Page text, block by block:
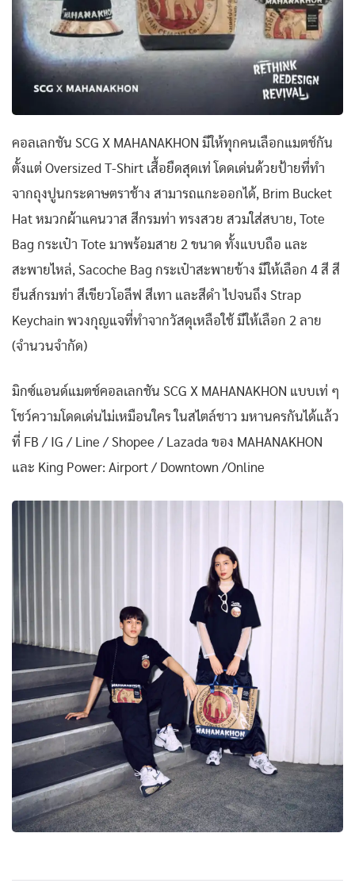
คอลเลกชัน SCG X MAHANAKHON มีให้ทุกคนเลือกแมตช์กัน
ตั้งแต่ Oversized T-Shirt เสื้อยืดสุดเท่ โดดเด่นด้วยป้ายที่ทำ
จากถุงปูนกระดาษตราช้าง สามารถแกะออกได้, Brim Bucket
Hat หมวกผ้าแคนวาส สีกรมท่า ทรงสวย สวมใส่สบาย, Tote
Bag กระเป๋า Tote มาพร้อมสาย 2 ขนาด ทั้งแบบถือ และ
สะพายไหล่, Sacoche Bag กระเป๋าสะพายข้าง มีให้เลือก 4 สี สี
ยีนส์กรมท่า สีเขียวโอลีฟ สีเทา และสีดำ ไปจนถึง Strap
Keychain พวงกุญแจที่ทำจากวัสดุเหลือใช้ มีให้เลือก 2 ลาย
(จำนวนจำกัด)
มิกซ์แอนด์แมตช์คอลเลกชัน SCG X MAHANAKHON แบบเท่ ๆ
โชว์ความโดดเด่นไม่เหมือนใคร ในสไตล์ชาว มหานครกันได้แล้ว
ที่ FB / IG / Line / Shopee / Lazada ของ MAHANAKHON
และ King Power: Airport / Downtown /Online